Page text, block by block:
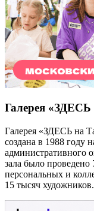
Галерея «ЗДЕСЬ
Галерея «ЗДЕСЬ на
создана в 1988 году
административного
зала было
персональных и
15 тысяч художников.